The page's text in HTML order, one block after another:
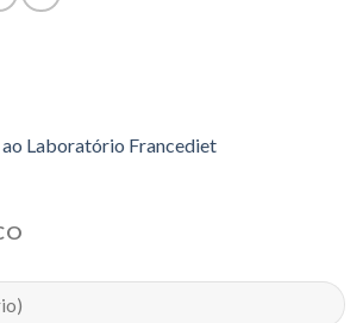
Laboratório Francediet